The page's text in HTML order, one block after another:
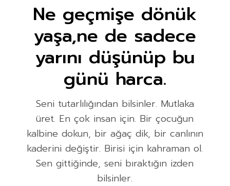
Ne geçmişe dönük
yaşa,ne de sadece
yarını düşünüp bu
günü harca.
Seni tutarlılığından bilsinler. Mutlaka
üret. En çok insan için. Bir çocuğun
kalbine dokun, bir ağaç dik, bir canlının
kaderini değiştir. Birisi için kahraman ol.
Sen gittiğinde, seni bıraktığın izden
bilsinler.